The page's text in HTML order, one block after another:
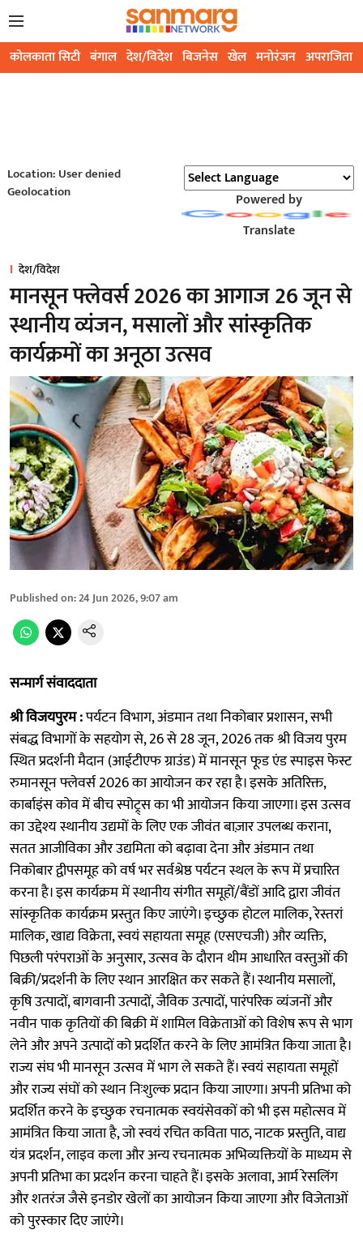
कोलकाता सिटी बंगाल देश/विदेश बिजनेस खेल मनोरंजन अपराजिता
Location: User denied
Geolocation
Powered by
Translate
देश/विदेश
मानसून फ्लेवर्स 2026 का आगाज 26 जून से
स्थानीय व्यंजन, मसालों और सांस्कृतिक
कार्यक्रमों का अनूठा उत्सव
Published on:24 Jun 2026, 9:07 am
सन्मार्ग संवाददाता
श्री विजयपुरम :पर्यटन विभाग, अंडमान तथा निकोबार प्रशासन, सभी
संबद्ध विभागों के सहयोग से, 26 से 28 जून, 2026 तक श्री विजय पुरम
स्थित प्रदर्शनी मैदान (आईटीएफ ग्राउंड) में मानसून फूड एंड स्पाइस फेस्ट
रुमानसून फ्लेवर्स 2026 का आयोजन कर रहा है। इसके अतिरिक्त,
कार्बाइंस कोव में बीच स्पोट्र्स का भी आयोजन किया जाएगा। इस उत्सव
का उद्देश्य स्थानीय उद्यमों के लिए एक जीवंत बाज़ार उपलब्ध कराना,
सतत आजीविका और उद्यमिता को बढ़ावा देना और अंडमान तथा
निकोबार द्वीपसमूह को वर्ष भर सर्वश्रेष्ठ पर्यटन स्थल के रूप में प्रचारित
करना है। इस कार्यक्रम में स्थानीय संगीत समूहों/बैंडों आदि द्वारा जीवंत
सांस्कृतिक कार्यक्रम प्रस्तुत किए जाएंगे। इच्छुक होटल मालिक, रेस्तरां
मालिक, खाद्य विक्रेता, स्वयं सहायता समूह (एसएचजी) और व्यक्ति,
पिछली परंपराओं के अनुसार, उत्सव के दौरान थीम आधारित वस्तुओं की
बिक्री/प्रदर्शनी के लिए स्थान आरक्षित कर सकते हैं। स्थानीय मसालों,
कृषि उत्पादों, बागवानी उत्पादों, जैविक उत्पादों, पारंपरिक व्यंजनों और
नवीन पाक कृतियों की बिक्री में शामिल विक्रेताओं को विशेष रूप से भाग
लेने और अपने उत्पादों को प्रदर्शित करने के लिए आमंत्रित किया जाता है।
राज्य संघ भी मानसून उत्सव में भाग ले सकते हैं। स्वयं सहायता समूहों
और राज्य संघों को स्थान निःशुल्क प्रदान किया जाएगा। अपनी प्रतिभा को
प्रदर्शित करने के इच्छुक रचनात्मक स्वयंसेवकों को भी इस महोत्सव में
आमंत्रित किया जाता है, जो स्वयं रचित कविता पाठ, नाटक प्रस्तुति, वाद्य
यंत्र प्रदर्शन, लाइव कला और अन्य रचनात्मक अभिव्यक्तियों के माध्यम से
अपनी प्रतिभा का प्रदर्शन करना चाहते हैं। इसके अलावा, आर्म रेसलिंग
और शतरंज जैसे इनडोर खेलों का आयोजन किया जाएगा और विजेताओं
को पुरस्कार दिए जाएंगे।